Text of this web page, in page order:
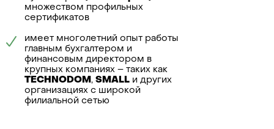
множеством профильных
сертификатов
имеет многолетний опыт работы
главным бухгалтером и
финансовым директором в
крупных компаниях – таких как
TECHNODOM , SMALL и других
организациях с широкой
филиальной сетью